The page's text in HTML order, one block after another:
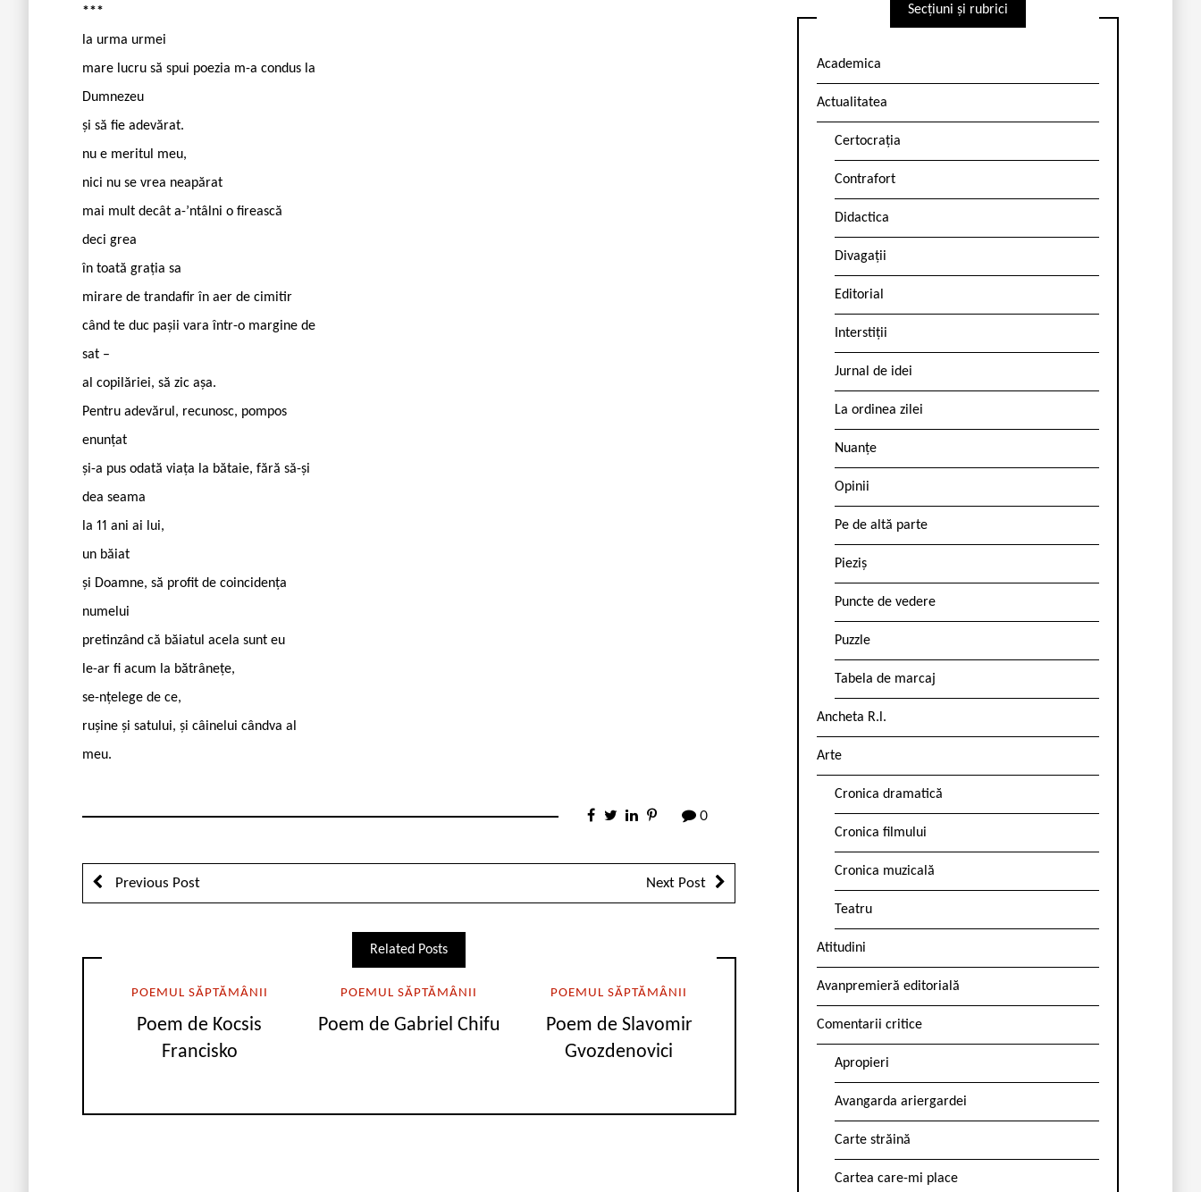
***
la urma urmei
mare lucru să spui poezia m-a condus la
Dumnezeu
și să fie adevărat.
nu e meritul meu,
nici nu se vrea neapărat
mai mult decât a-’ntâlni o firească
deci grea
în toată grația sa
mirare de trandafir în aer de cimitir
când te duc pașii vara într-o margine de
sat –
al copilăriei, să zic așa.
Pentru adevărul, recunosc, pompos
enunțat
și-a pus odată viața la bătaie, fără să-și
dea seama
la 11 ani ai lui,
un băiat
și Doamne, să profit de coincidența
numelui
pretinzând că băiatul acela sunt eu
le-ar fi acum la bătrânețe,
se-nțelege de ce,
rușine și satului, și câinelui cândva al
meu.
0
Previous Post Next Post
Related Posts
POEMUL SĂPTĂMÂNII
Poem de Kocsis
Francisko
POEMUL SĂPTĂMÂNII
Poem de Gabriel Chifu
POEMUL SĂPTĂMÂNII
Poem de Slavomir
Gvozdenovici
Secțiuni și rubrici
Academica
Actualitatea
Certocrația
Contrafort
Didactica
Divagații
Editorial
Interstiții
Jurnal de idei
La ordinea zilei
Nuanțe
Opinii
Pe de altă parte
Pieziș
Puncte de vedere
Puzzle
Tabela de marcaj
Ancheta R.l.
Arte
Cronica dramatică
Cronica filmului
Cronica muzicală
Teatru
Atitudini
Avanpremieră editorială
Comentarii critice
Apropieri
Avangarda ariergardei
Carte străină
Cartea care-mi place